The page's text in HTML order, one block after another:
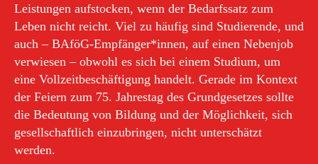
Leistungen aufstocken, wenn der Bedarfssatz zum
Leben nicht reicht. Viel zu häufig sind Studierende, und
auch – BAföG-Empfänger*innen, auf einen Nebenjob
verwiesen – obwohl es sich bei einem Studium, um
eine Vollzeitbeschäftigung handelt. Gerade im Kontext
der Feiern zum 75. Jahrestag des Grundgesetzes sollte
die Bedeutung von Bildung und der Möglichkeit, sich
gesellschaftlich einzubringen, nicht unterschätzt
werden.